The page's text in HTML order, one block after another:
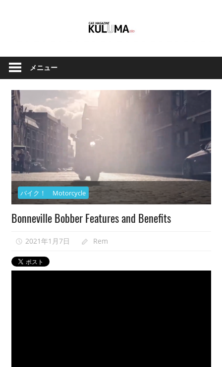
ツ
Car
Magazine
Kuluma.jp
ル
マ
と
バ
イ
ク
の
オ
フ
ィ
シ
ャ
ル
像
紹
介
メニュー
バイク！ Motorcycle
Bonneville Bobber Features and Benefits
2021年1月7日 Rem